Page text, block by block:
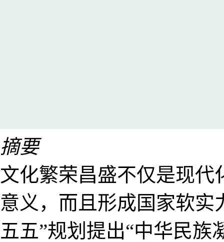
摘要
文化繁荣昌盛不仅是现
意义，而且形成国家软实
五五”规划提出“中华民